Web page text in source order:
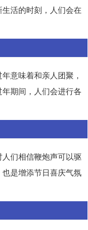
活的时刻，人们会在
意味着和亲人团聚，
期间，人们会进行各
们相信鞭炮声可以驱
是增添节日喜庆气氛